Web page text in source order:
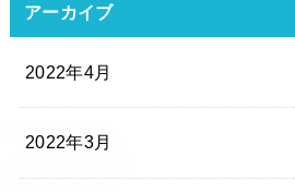
アーカイブ
2022年4月
2022年3月